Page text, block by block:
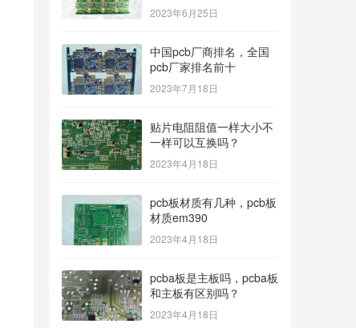
2023年6月25日
中国pcb厂商排名，全国
pcb厂家排名前十
2023年7月18日
贴片电阻阻值一样大小不
一样可以互换吗？
2023年4月18日
pcb板材质有几种，pcb板
材质em390
2023年4月18日
pcba板是主板吗，pcba板
和主板有区别吗？
2023年4月18日